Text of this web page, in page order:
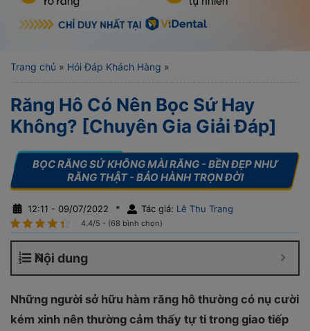
Trang chủ » Hỏi Đáp Khách Hàng »
Răng Hô Có Nên Bọc Sứ Hay
Không? [Chuyên Gia Giải Đáp]
12:11 - 09/07/2022 * Tác giả: Lê Thu Trang
4.4/5 - (68 bình chọn)
Nội dung
Những người sở hữu hàm răng hô thường có nụ cười
kém xinh nên thường cảm thấy tự ti trong giao tiếp